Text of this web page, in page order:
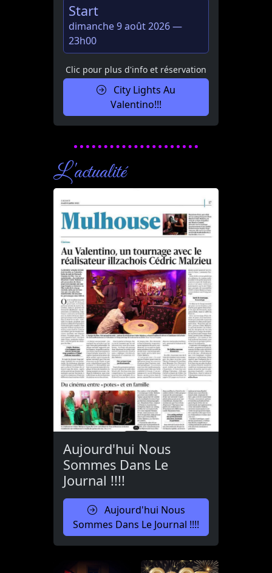
Start
dimanche 9 août 2026 —
23h00
Clic pour plus d'info et réservation
City Lights Au
Valentino!!!
L'actualité
Aujourd'hui Nous
Sommes Dans Le
Journal !!!!
Aujourd'hui Nous
Sommes Dans Le Journal !!!!